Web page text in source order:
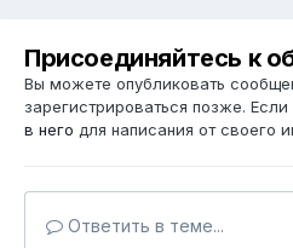
Присоединяйтесь к
Вы можете опубликовать
зарегистрироваться позже. Если
в него для написания от своего
Ответить в теме...